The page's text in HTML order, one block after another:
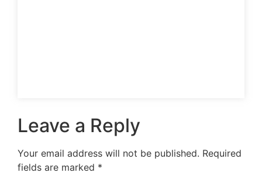
Leave a Reply
Your email address will not be published. Required
fields are marked *